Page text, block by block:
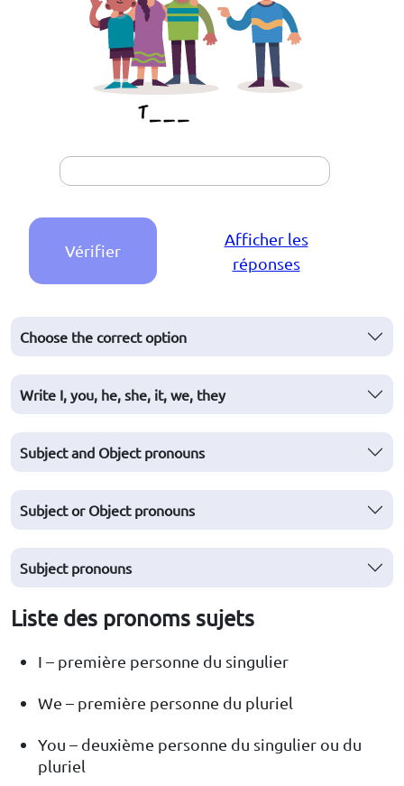
Vérifier
Afficher les
réponses
Choose the correct option
Write I, you, he, she, it, we, they
Subject and Object pronouns
Subject or Object pronouns
Subject pronouns
Liste des pronoms sujets
I – première personne du singulier
We – première personne du pluriel
You – deuxième personne du singulier ou du
pluriel